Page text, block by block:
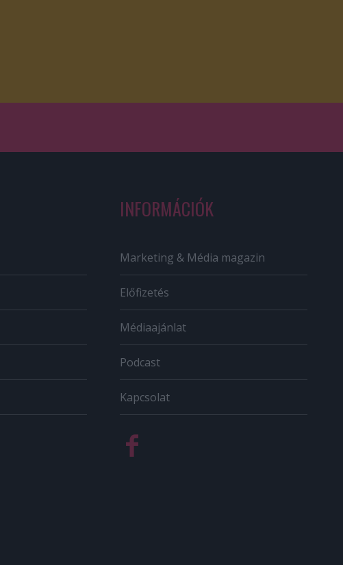
INFORMÁCIÓK
Marketing & Média magazin
Előfizetés
Médiaajánlat
Podcast
Kapcsolat